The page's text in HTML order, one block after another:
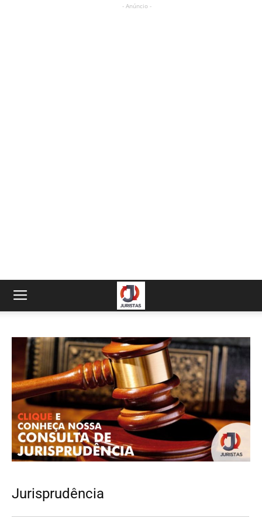
- Anúncio -
Jurisprudência